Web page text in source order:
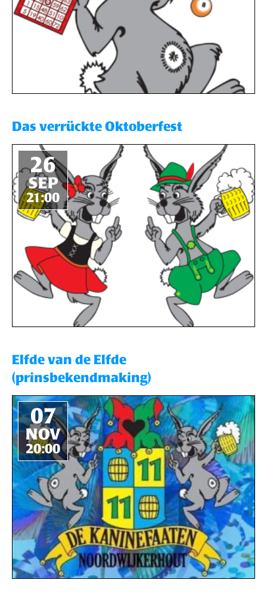
Das verrückte Oktoberfest
26
SEP
21:00
Elfde van de Elfde
(prinsbekendmaking)
07
NOV
20:00